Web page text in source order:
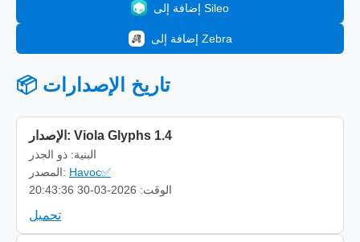
إضافة إلى Sileo
إضافة إلى Zebra
📦 تاريخ الإصدارات
الإصدار: Viola Glyphs 1.4
البنية: ذو الجذر
المصدر: Havoc✅
الوقت: 2026-03-30 20:43:36
تحميل